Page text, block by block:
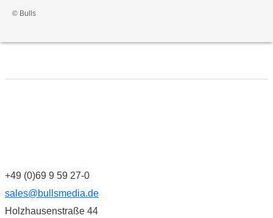
© Bulls
+49 (0)69 9 59 27-0
sales@bullsmedia.de
Holzhausenstraße 44